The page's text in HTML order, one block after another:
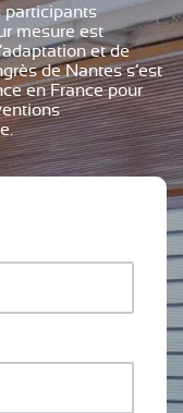
participants
mesure est
et de
de Nantes s’est
en France pour